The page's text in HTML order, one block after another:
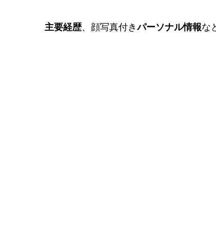
主要経歴、顔写真付きパーソナル情報な